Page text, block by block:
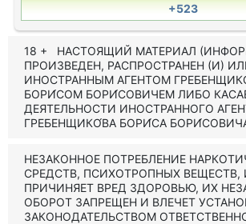
+523
18 + НАСТОЯЩИЙ МАТЕРИАЛ
ПРОИЗВЕДЕН, РАСПРОСТРАНЕН (И)
ИНОСТРАННЫМ АГЕНТОМ
БОРИ́СОМ БОРИ́СОВИЧЕМ ЛИБО
ДЕЯТЕЛЬНОСТИ ИНОСТРАННОГО
ГРЕБЕНЩИКО́ВА БОРИ́СА
НЕЗАКОННОЕ ПОТРЕБЛЕНИЕ
СРЕДСТВ, ПСИХОТРОПНЫХ ВЕЩЕСТВ,
ПРИЧИНЯЕТ ВРЕД ЗДОРОВЬЮ, ИХ
ОБОРОТ ЗАПРЕЩЕН И ВЛЕЧЕТ
ЗАКОНОДАТЕЛЬСТВОМ